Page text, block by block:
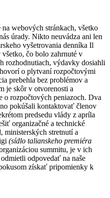
webových stránkach, všetko
úrady. Nikto neuvádza ani len
vyšetrovania denníka Il
čo bolo zahrnuté v
rozhodnutiach, výdavky dosiahli
o plytvaní rozpočtovými
prebehla bez problémov a
je skôr v otvorenosti a
o rozpočtových peniazoch. Dva
pokúšali kontaktovať členov
predsedu vlády z apríla
organizačné a technické
ministerských stretnutí a
(sídlo talianskeho premiéra
summitu, je v ich
odpovedať na naše
získať pripomienky k